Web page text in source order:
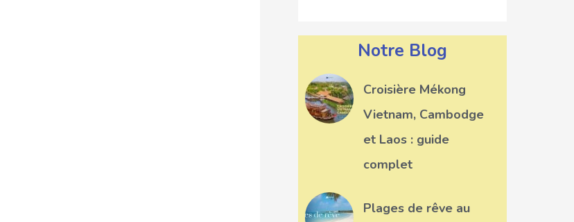
Notre Blog
Croisière Mékong
Vietnam, Cambodge
et Laos : guide
complet
Plages de rêve au